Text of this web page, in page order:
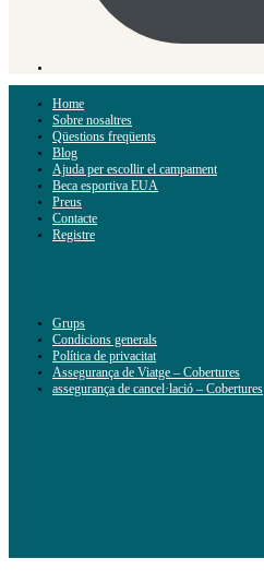
Home
Sobre nosaltres
Qüestions freqüents
Blog
Ajuda per escollir el campament
Beca esportiva EUA
Preus
Contacte
Registre
Grups
Condicions generals
Política de privacitat
Assegurança de Viatge – Cobertures
assegurança de cancel·lació – Cobertures